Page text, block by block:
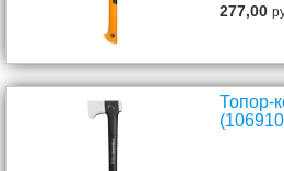
277,00
Топор-